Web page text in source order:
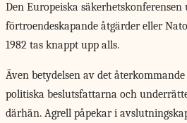
Den Europeiska säkerhetskonferensen
förtroendeskapande åtgärder eller
1982 tas knappt upp alls.
Även betydelsen av det
politiska beslutsfattarna och
därhän. Agrell påpekar i